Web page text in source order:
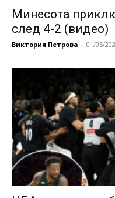
Минесота
след 4-2 (видео)
Виктория Петрова - 01/05/